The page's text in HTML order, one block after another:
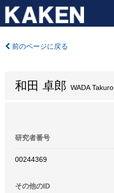
前のページに戻る
和田 卓郎 WADA Takuro
研究者番号
00244369
その他のID